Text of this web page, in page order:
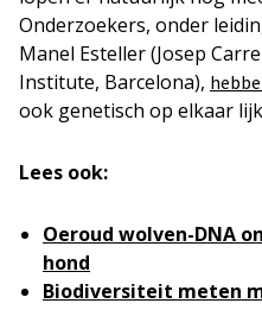
Onderzoekers, onder
Manel Esteller (Josep
Institute, Barcelona),
ook genetisch op elkaar
Lees ook:
Oeroud wolven-DNA
hond
Biodiversiteit meten